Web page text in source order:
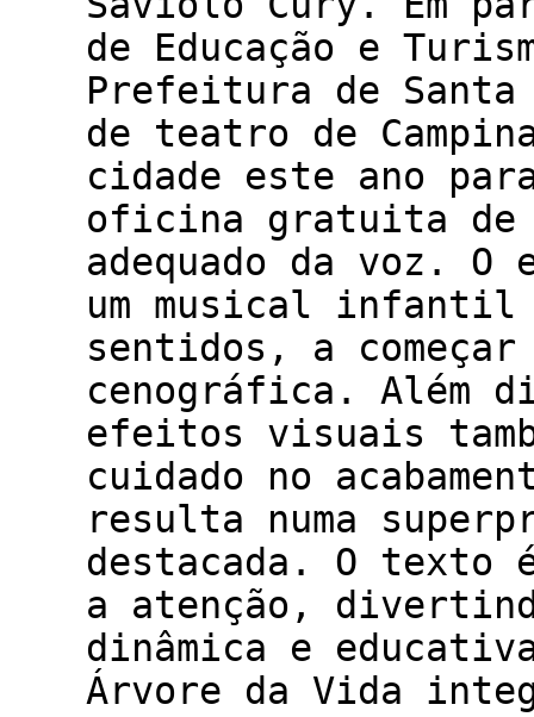
de Educação e
Prefeitura de Santa
de teatro de
cidade este ano
oficina gratuita de
adequado da voz.
um musical infantil
sentidos, a começar
cenográfica. Além
efeitos visuais
cuidado no
resulta numa
destacada. O texto
a atenção,
dinâmica e
Árvore da Vida